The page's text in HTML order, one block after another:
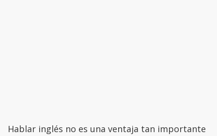
Hablar inglés no es una ventaja tan importante